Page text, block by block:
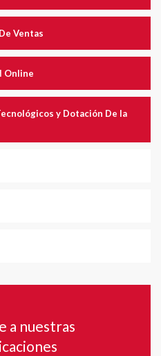
Ventas
Online
y Dotación De la
a nuestras